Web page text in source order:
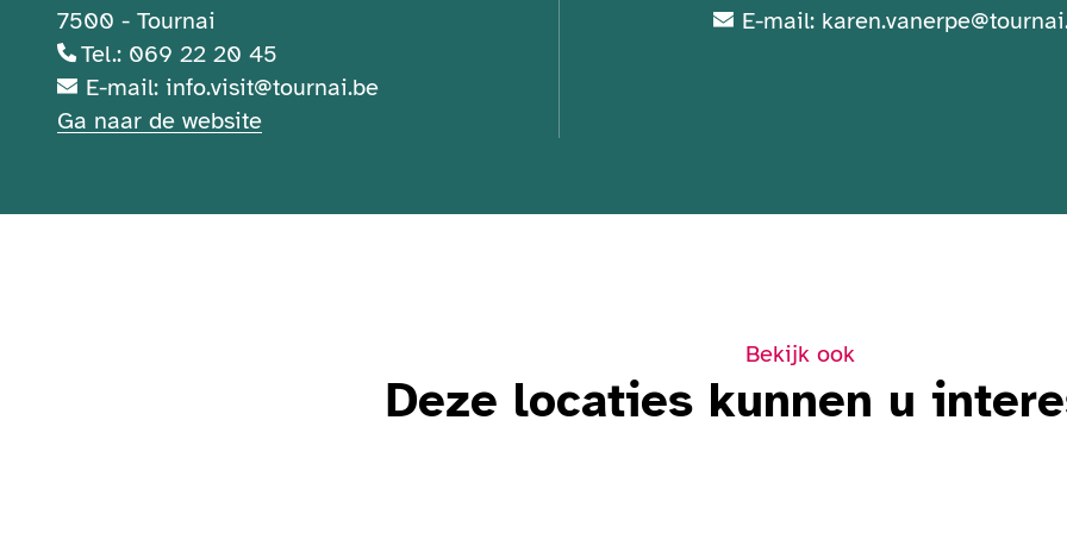
7500 - Tournai
Tel.: 069 22 20 45
E-mail: info.visit@tournai.be
Ga naar de website
E-mail:
Bekijk ook
Deze locaties kunnen u